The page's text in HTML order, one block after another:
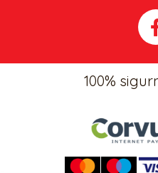
100%